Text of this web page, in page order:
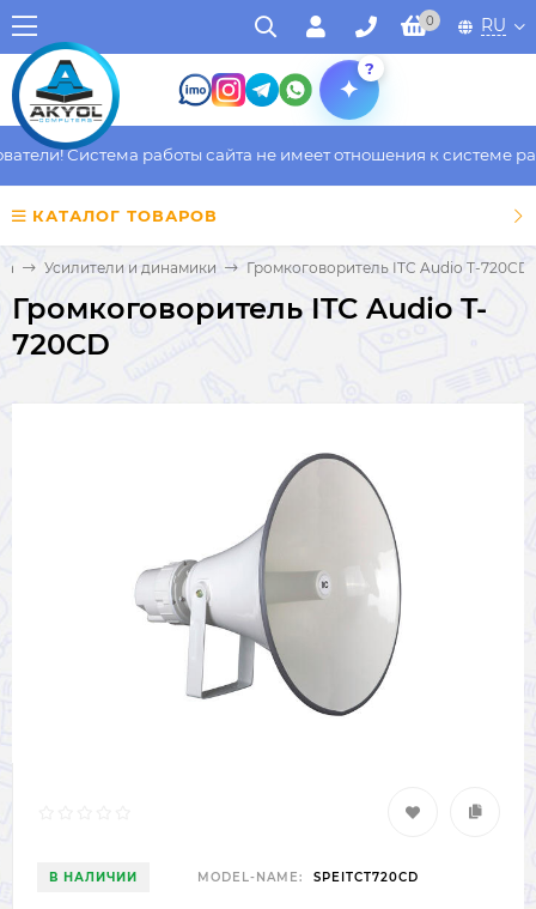
0 RU
?
Система работы сайта не имеет отношения к системе
КАТАЛОГ ТОВАРОВ
Усилители и динамики Громкоговоритель ITC Audio T-720CD
Громкоговоритель ITC Audio T-
720CD
В НАЛИЧИИ MODEL-NAME: SPEITCT720CD